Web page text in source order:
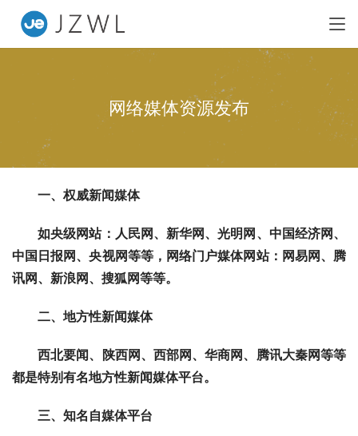
网络媒体资源发布
一、权威新闻媒体
如央级网站：人民网、新华网、光明网、中国经济网、
中国日报网、央视网等等，网络门户媒体网站：网易网、腾
讯网、新浪网、搜狐网等等。
二、地方性新闻媒体
西北要闻、陕西网、西部网、华商网、腾讯大秦网等等
都是特别有名地方性新闻媒体平台。
三、知名自媒体平台